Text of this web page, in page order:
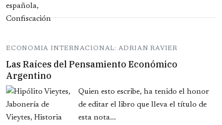
ECONOMIA INTERNACIONAL: ADRIAN RAVIER
Las Raíces del Pensamiento Económico
Argentino
Quien esto escribe, ha tenido el honor
de editar el libro que lleva el título de
esta nota...